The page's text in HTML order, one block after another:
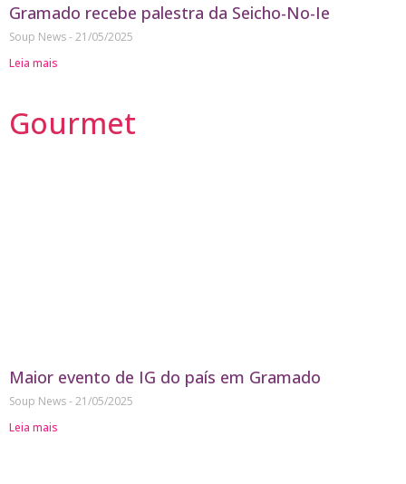
Gramado recebe palestra da Seicho-No-Ie
Soup News 21/05/2025
Leia mais
Gourmet
Maior evento de IG do país em Gramado
Soup News 21/05/2025
Leia mais